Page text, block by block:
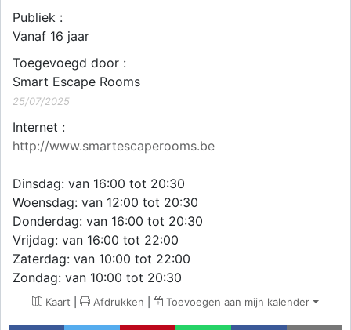
Publiek :
Vanaf 16 jaar
Toegevoegd door :
Smart Escape Rooms
25/07/2025
Internet :
http://www.smartescaperooms.be
Dinsdag: van 16:00 tot 20:30
Woensdag: van 12:00 tot 20:30
Donderdag: van 16:00 tot 20:30
Vrijdag: van 16:00 tot 22:00
Zaterdag: van 10:00 tot 22:00
Zondag: van 10:00 tot 20:30
Kaart | Afdrukken | Toevoegen aan mijn kalender